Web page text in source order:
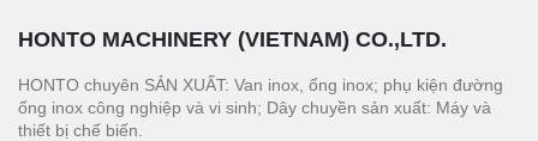
HONTO MACHINERY (VIETNAM) CO.,LTD.
HONTO chuyên SẢN XUẤT: Van inox, ống inox; phụ kiện đường
ống inox công nghiệp và vi sinh; Dây chuyền sản xuất: Máy và
thiết bị chế biến.